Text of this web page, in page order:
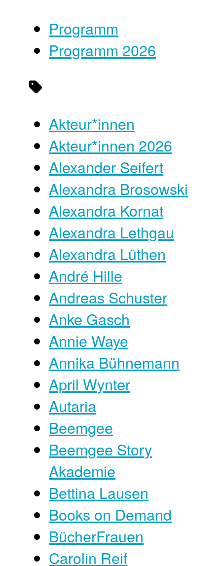
Programm
Programm 2026
Akteur*innen
Akteur*innen 2026
Alexander Seifert
Alexandra Brosowski
Alexandra Kornat
Alexandra Lethgau
Alexandra Lüthen
André Hille
Andreas Schuster
Anke Gasch
Annie Waye
Annika Bühnemann
April Wynter
Autaria
Beemgee
Beemgee Story
Akademie
Bettina Lausen
Books on Demand
BücherFrauen
Carolin Reif